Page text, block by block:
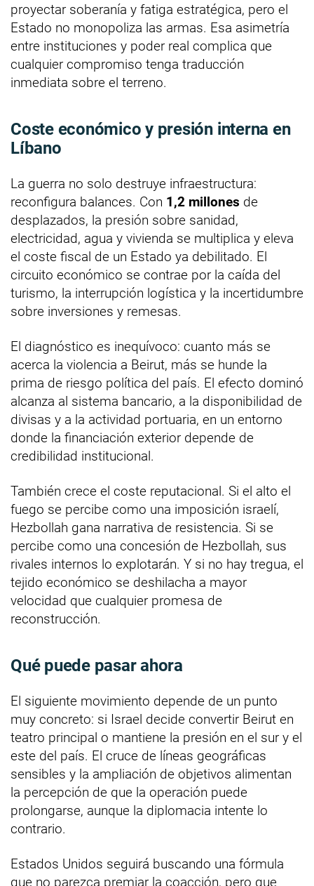
proyectar soberanía y fatiga estratégica, pero el
Estado no monopoliza las armas. Esa asimetría
entre instituciones y poder real complica que
cualquier compromiso tenga traducción
inmediata sobre el terreno.
Coste económico y presión interna en
Líbano
La guerra no solo destruye infraestructura:
reconfigura balances. Con 1,2 millones de
desplazados, la presión sobre sanidad,
electricidad, agua y vivienda se multiplica y eleva
el coste fiscal de un Estado ya debilitado. El
circuito económico se contrae por la caída del
turismo, la interrupción logística y la incertidumbre
sobre inversiones y remesas.
El diagnóstico es inequívoco: cuanto más se
acerca la violencia a Beirut, más se hunde la
prima de riesgo política del país. El efecto dominó
alcanza al sistema bancario, a la disponibilidad de
divisas y a la actividad portuaria, en un entorno
donde la financiación exterior depende de
credibilidad institucional.
También crece el coste reputacional. Si el alto el
fuego se percibe como una imposición israelí,
Hezbollah gana narrativa de resistencia. Si se
percibe como una concesión de Hezbollah, sus
rivales internos lo explotarán. Y si no hay tregua, el
tejido económico se deshilacha a mayor
velocidad que cualquier promesa de
reconstrucción.
Qué puede pasar ahora
El siguiente movimiento depende de un punto
muy concreto: si Israel decide convertir Beirut en
teatro principal o mantiene la presión en el sur y el
este del país. El cruce de líneas geográficas
sensibles y la ampliación de objetivos alimentan
la percepción de que la operación puede
prolongarse, aunque la diplomacia intente lo
contrario.
Estados Unidos seguirá buscando una fórmula
que no parezca premiar la coacción, pero que